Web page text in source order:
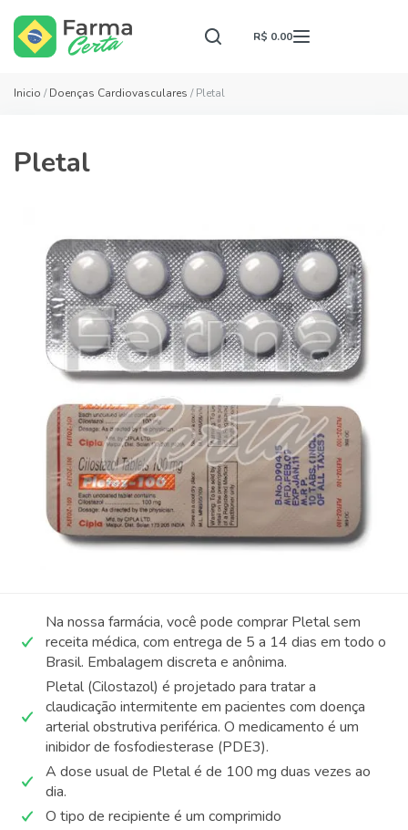
R$ 0.00
Inicio /Doenças Cardiovasculares / Pletal
Pletal
Na nossa farmácia, você pode comprar Pletal sem
receita médica, com entrega de 5 a 14 dias em todo o
Brasil. Embalagem discreta e anônima.
Pletal (Cilostazol) é projetado para tratar a
claudicação intermitente em pacientes com doença
arterial obstrutiva periférica. O medicamento é um
inibidor de fosfodiesterase (PDE3).
A dose usual de Pletal é de 100 mg duas vezes ao
dia.
O tipo de recipiente é um comprimido